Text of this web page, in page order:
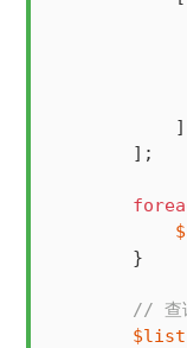
            ]
        ];
        }
// 查
$list